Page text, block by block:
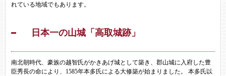
れている地域でもあります。
日本一の山城「高取城跡」
南北朝時代、豪族の越智氏がかきあげ城として築き、郡山城に入府した豊
臣秀長の命により、1585年本多氏による大修築が始まりました。 本多氏以